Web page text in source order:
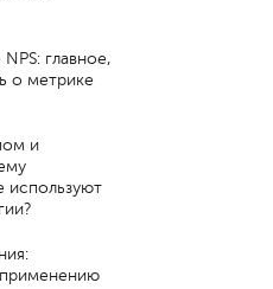
главное,
о метрике
и
используют